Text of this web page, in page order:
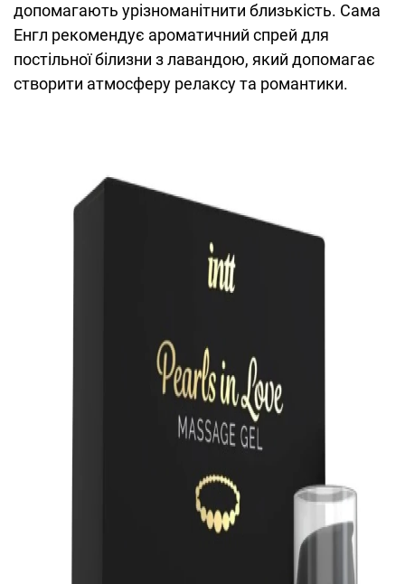
допомагають урізноманітнити близькість. Сама
Енгл рекомендує ароматичний спрей для
постільної білизни з лавандою, який допомагає
створити атмосферу релаксу та романтики.